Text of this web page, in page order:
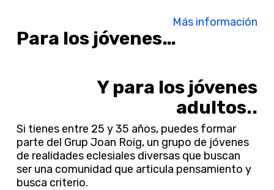
Más información
Para los jóvenes…
Y para los jóvenes
adultos..
Si tienes entre 25 y 35 años, puedes formar
parte del Grup Joan Roig, un grupo de jóvenes
de realidades eclesiales diversas que buscan
ser una comunidad que articula pensamiento y
busca criterio.